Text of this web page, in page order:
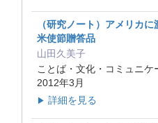
（研究ノート）アメリカ
米使節贈答品
山田久美子
ことば・文化・コミュニ
2012年3月
▶ 詳細を見る